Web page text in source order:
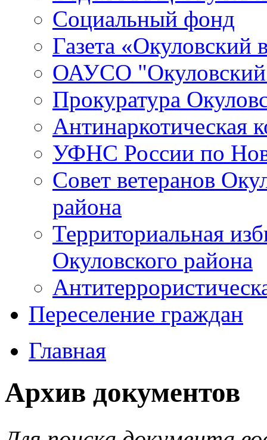
Социальный фонд
Газета «Окуловский
ОАУСО
Прокуратура
Антинаркотическая
УФНС России по
Совет ветеранов
района
Территориальная
Окуловского района
Переселение граждан
Главная
Архив документов